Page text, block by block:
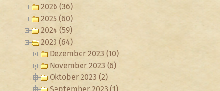
2026 (36)
2025 (60)
2024 (59)
2023 (64)
Dezember 2023 (10)
November 2023 (6)
Oktober 2023 (2)
September 2023 (1)